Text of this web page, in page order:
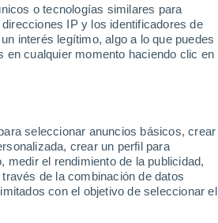
o tecnologías similares para
IP y los identificadores de
interés legítimo, algo a lo que puedes
en cualquier momento haciendo clic en
seleccionar anuncios básicos, crear
crear un perfil para
medir el rendimiento de la publicidad,
de la combinación de datos
con el objetivo de seleccionar el
por qué es tan